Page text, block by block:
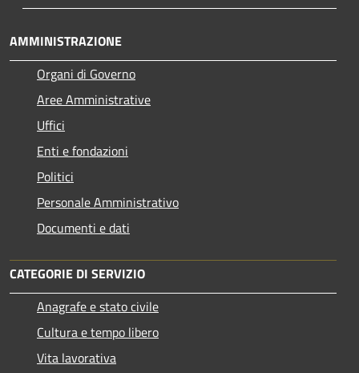
AMMINISTRAZIONE
Organi di Governo
Aree Amministrative
Uffici
Enti e fondazioni
Politici
Personale Amministrativo
Documenti e dati
CATEGORIE DI SERVIZIO
Anagrafe e stato civile
Cultura e tempo libero
Vita lavorativa